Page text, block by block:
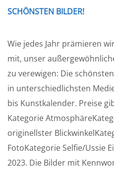
SCHÖNSTEN BILDER!
Wie jedes Jahr prämieren
mit, unser
zu verewigen: Die
in unterschiedlichsten
bis Kunstkalender. Preise
Kategorie
originellster
FotoKategorie Selfie/Ussie
2023. Die Bilder mit